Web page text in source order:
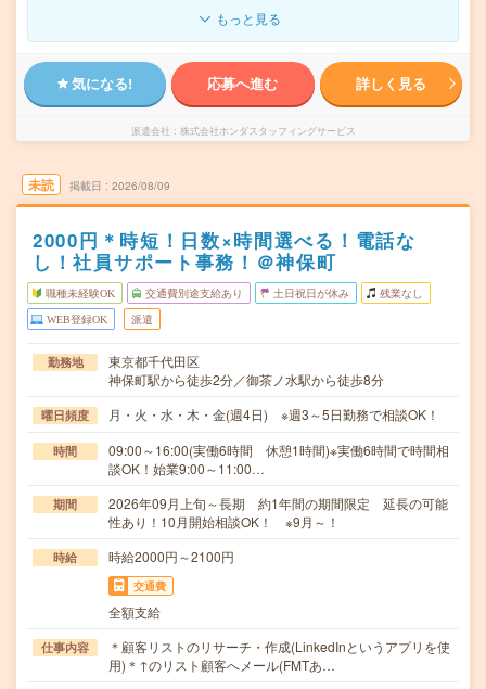
もっと見る
気になる! 応募へ進む 詳しく見る
派遣会社 株式会社ホンダスタッフィングサービス
未読 掲載日 2026/08/09
2000円＊時短！日数×時間選べる！電話な
し！社員サポート事務！＠神保町
職種未経験OK 交通費別途支給あり 土日祝日が休み 残業なし
WEB登録OK 派遣
勤務地
東京都千代田区
神保町駅から徒歩2分／御茶ノ水駅から徒歩8分
曜日頻度 月・火・水・木・金(週4日) ※週3～5日勤務で相談OK！
時間
09:00～16:00(実働6時間 休憩1時間)※実働6時間で時間相
談OK！始業9:00～11:00…
期間
2026年09月上旬～長期 約1年間の期間限定 延長の可能
性あり！10月開始相談OK！ ※9月～！
時給 時給2000円～2100円
交通費
全額支給
仕事内容
＊顧客リストのリサーチ・作成(LinkedInというアプリを使
用)＊↑のリスト顧客へメール(FMTあ…